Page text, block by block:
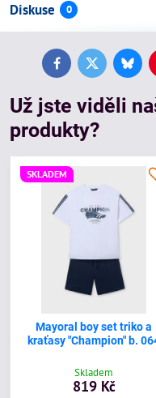
Diskuse 0
FacebookTwitter
Už jste viděli
produkty?
SKLADEM
Mayoral boy set triko a
kraťasy "Champion" b.
Skladem
819 Kč